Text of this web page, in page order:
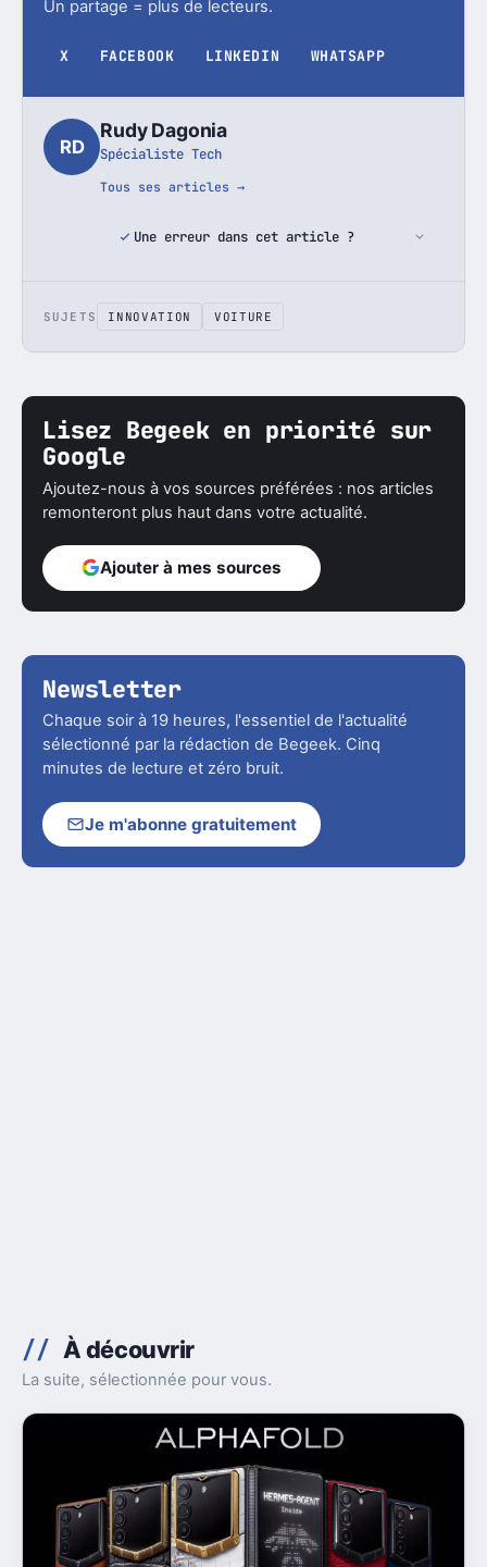
Un partage = plus de lecteurs.
X FACEBOOK LINKEDIN WHATSAPP
RD
Rudy Dagonia
Spécialiste Tech
Tous ses articles →
Une erreur dans cet article ?
SUJETS INNOVATION VOITURE
Lisez Begeek en priorité sur
Google
Ajoutez-nous à vos sources préférées : nos articles
remonteront plus haut dans votre actualité.
Ajouter à mes sources
Newsletter
Chaque soir à 19 heures, l'essentiel de l'actualité
sélectionné par la rédaction de Begeek. Cinq
minutes de lecture et zéro bruit.
Je m'abonne gratuitement
À découvrir
La suite, sélectionnée pour vous.